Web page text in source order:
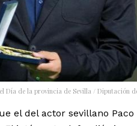
Día de la provincia de Sevilla / Diputación
el del actor sevillano Paco